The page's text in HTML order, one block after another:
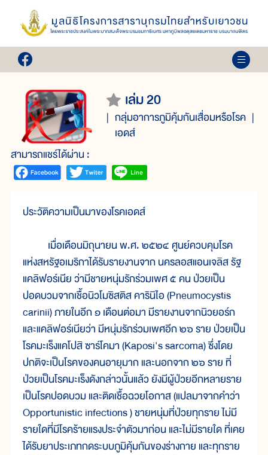
เล่ม 20
กลุ่มอาการภูมิคุ้มกันเสื่อมหรือโรค
เอดส์
สามารถแชร์ได้ผ่าน :
ประวัติความเป็นมาของโรคเอดส์
เมื่อเดือนมิถุนายน พ.ศ. ๒๕๒๔ ศูนย์ควบคุมโรค
แห่งสหรัฐอเมริกาได้รับรายงานจาก นครลอสแอนเจลิส รัฐ
แคลิฟอร์เนีย ว่ามีชายหนุ่มรักร่วมเพศ ๕ คน ป่วยเป็น
ปอดบวมจากเชื้อนิวโมซิสติส คารินิไอ (Pneumocystis
carinii) ภายในอีก ๑ เดือนต่อมา มีรายงานจากนิวยอร์ก
และแคลิฟอร์เนียว่า มีหนุ่มรักร่วมเพศอีก ๒๖ ราย ป่วยเป็น
โรคมะเร็งแคโปสิ ซาร์โคมา (Kaposi's sarcoma) ซึ่งโดย
ปกติจะเป็นโรคของคนอายุมาก และนอกจาก ๒๖ ราย ที่
ป่วยเป็นโรคมะเร็งดังกล่าวนั้นแล้ว ยังมีผู้ป่วยอีกหลายราย
เป็นโรคปอดบวม และติดเชื้อฉวยโอกาส (แปลมาจากคำว่า
Opportunistic infections ) ชายหนุ่มที่ป่วยทุกราย ไม่มี
รายใดที่มีโรคร้ายแรงประจำตัวมาก่อน และไม่มีรายใด ที่เคย
ได้รับยาประเภทกดระบบภูมิคุ้มกันของร่างกาย และทุกราย